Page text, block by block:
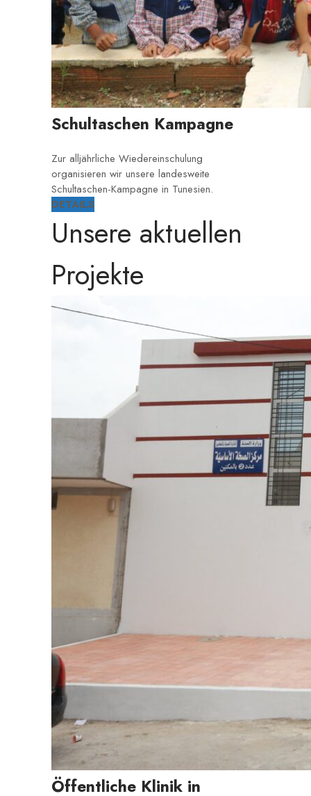
Schultaschen Kampagne
Zur alljährliche Wiedereinschulung
organisieren wir unsere landesweite
Schultaschen-Kampagne in Tunesien.
DETAILS
Unsere aktuellen
Projekte
Öffentliche Klinik in